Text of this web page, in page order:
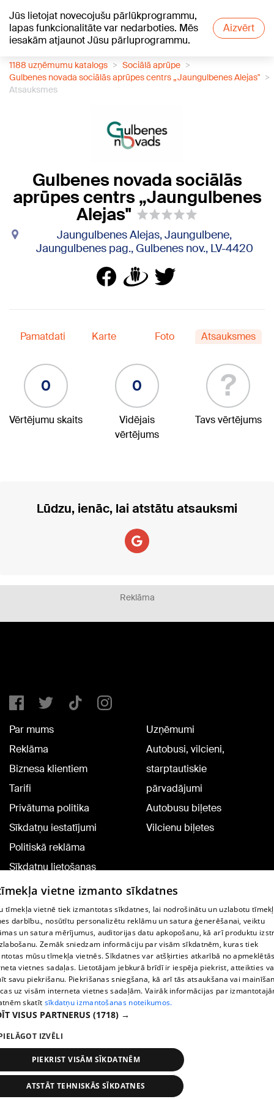
Jūs lietojat novecojušu pārlūkprogrammu,
lapas funkcionalitāte var nedarboties. Mēs
iesakām atjaunot Jūsu pārluprogrammu.
Aizvērt
+21°C
1188 uzņēmumu katalogs
Sociālā aprūpe
Gulbenes novada sociālās aprūpes centrs „Jaungulbenes Alejas"
Atsauksmes
Gulbenes novada sociālās
aprūpes centrs „Jaungulbenes
Alejas"
Jaungulbenes Alejas, Jaungulbene,
Jaungulbenes pag., Gulbenes nov., LV-4420
Pamatdati Karte Foto Atsauksmes
0
Vērtējumu skaits
0
Vidējais
vērtējums
?
Tavs vērtējums
Lūdzu, ienāc, lai atstātu atsauksmi
Reklāma
Par mums
Reklāma
Biznesa klientiem
Tarifi
Privātuma politika
Sīkdatņu iestatījumi
Politiskā reklāma
Sīkdatņu lietošanas
noteikumi
Komentāru pievienošana
Uzņēmumi
Autobusi, vilcieni,
starptautiskie
pārvadājumi
Autobusu biļetes
Vilcienu biļetes
TV programma
Līguma noteikumi
360 Ziņu kontakti
Helio Media
Portāla palīdzības dienests: e-pasts -
All rights reserved.
vietne izmanto sīkdatnes
tīmekļa vietnē tiek izmantotas sīkdatnes, lai nodrošinātu un uzlabotu
darbību., nosūtītu personalizētu reklāmu un satura ģenerēšanai, veiktu
un satura mērījumus, auditorijas datu apkopošanu, kā arī produktu
Zemāk sniedzam informāciju par visām sīkdatnēm, kuras tiek
mūsu tīmekļa vietnēs. Sīkdatnes var atšķirties atkarībā no
vietnes sadaļas. Lietotājam jebkurā brīdī ir iespēja piekrist, atteikties
savu piekrišanu. Piekrišanas sniegšana, kā arī tās atsaukšana vai
uz visām interneta vietnes sadaļām. Vairāk informācijas par
skatīt sīkdatņu izmantošanas noteikumos.
VISUS PARTNERUS (1718) →
IZVĒLI
PIEKRIST VISĀM SĪKDATNĒM
ATSTĀT TEHNISKĀS SĪKDATNES